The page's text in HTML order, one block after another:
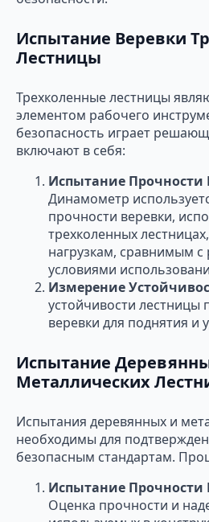
Испытание Веревки
Лестницы
Трехколенные лестницы
элементом рабочего
безопасность играет
включают в себя:
Испытание Прочности
Динамометр
прочности веревки,
трехколенных
нагрузкам, сравнимым
условиями
Измерение
устойчивости лестницы
веревки для поднятия и
Испытание
Металлических
Испытания деревянных и
необходимы для
безопасным стандартам.
Испытание Прочности
Оценка прочности и